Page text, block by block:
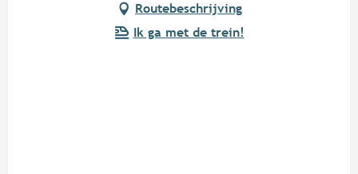
Routebeschrijving
Ik ga met de trein!